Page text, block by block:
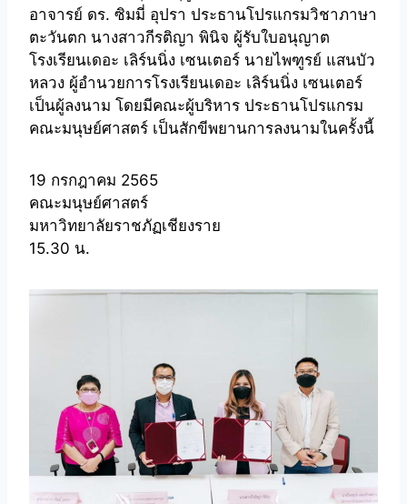
อาจารย์ ดร. ซิมมี่ อุปรา ประธานโปรแกรมวิชาภาษา
ตะวันตก นางสาวกีรติญา พินิจ ผู้รับใบอนุญาต
โรงเรียนเดอะ เลิร์นนิ่ง เซนเตอร์ นายไพฑูรย์ แสนบัว
หลวง ผู้อำนวยการโรงเรียนเดอะ เลิร์นนิ่ง เซนเตอร์
เป็นผู้ลงนาม โดยมีคณะผู้บริหาร ประธานโปรแกรม
คณะมนุษย์ศาสตร์ เป็นสักขีพยานการลงนามในครั้งนี้
19 กรกฎาคม 2565
คณะมนุษย์ศาสตร์
มหาวิทยาลัยราชภัฏเชียงราย
15.30 น.